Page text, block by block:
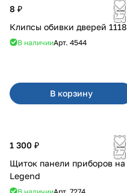
8 ₽
Клипсы обивки дверей 1118
В наличииАрт. 4544
В корзину
1 300 ₽
Щиток панели приборов на
Legend